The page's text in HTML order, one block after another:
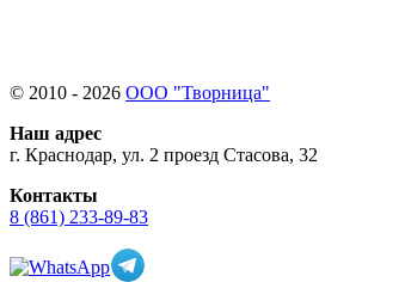
© 2010 - 2026 ООО "Творница"
Наш адрес
г. Краснодар, ул. 2 проезд Стасова, 32
Контакты
8 (861) 233-89-83